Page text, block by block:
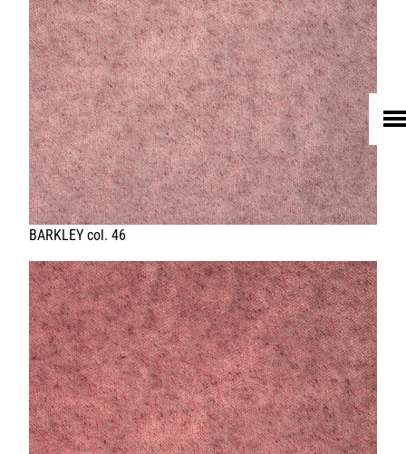
HOME
UNTERNEHMEN
LEDER
FELL
TEXTIL
ECO FRIENDLY
PRODUKTE
DIENSTLEISTUNGEN
KNOW HOW
NEWS
KONTAKT